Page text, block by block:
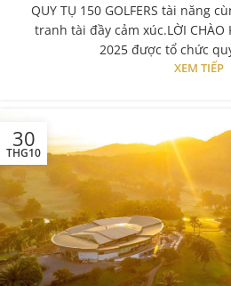
QUY TỤ 150 GOLFERS tài năng
tranh tài đầy cảm xúc.LỜI CHÀO
2025 được tổ chức
XEM TIẾP
30
THG10